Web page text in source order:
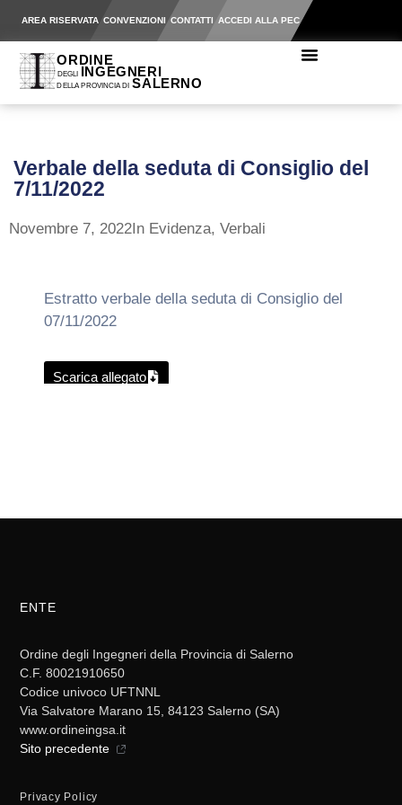
AREA RISERVATA CONVENZIONI CONTATTI ACCEDI ALLA PEC
Verbale della seduta di Consiglio del
7/11/2022
Novembre 7, 2022In Evidenza, Verbali
Estratto verbale della seduta di Consiglio del
07/11/2022
Scarica allegato
ENTE
Ordine degli Ingegneri della Provincia di Salerno
C.F. 80021910650
Codice univoco UFTNNL
Via Salvatore Marano 15, 84123 Salerno (SA)
www.ordineingsa.it
Sito precedente
Privacy Policy